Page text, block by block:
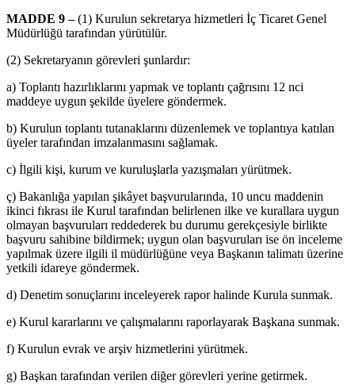
MADDE 9 –(1) Kurulun sekretarya hizmetleri İç Ticaret Genel
Müdürlüğü tarafından yürütülür.
(2) Sekretaryanın görevleri şunlardır:
a) Toplantı hazırlıklarını yapmak ve toplantı çağrısını 12 nci
maddeye uygun şekilde üyelere göndermek.
b) Kurulun toplantı tutanaklarını düzenlemek ve toplantıya katılan
üyeler tarafından imzalanmasını sağlamak.
c) İlgili kişi, kurum ve kuruluşlarla yazışmaları yürütmek.
ç) Bakanlığa yapılan şikâyet başvurularında, 10 uncu maddenin
ikinci fıkrası ile Kurul tarafından belirlenen ilke ve kurallara uygun
olmayan başvuruları reddederek bu durumu gerekçesiyle birlikte
başvuru sahibine bildirmek; uygun olan başvuruları ise ön inceleme
yapılmak üzere ilgili il müdürlüğüne veya Başkanın talimatı üzerine
yetkili idareye göndermek.
d) Denetim sonuçlarını inceleyerek rapor halinde Kurula sunmak.
e) Kurul kararlarını ve çalışmalarını raporlayarak Başkana sunmak.
f) Kurulun evrak ve arşiv hizmetlerini yürütmek.
g) Başkan tarafından verilen diğer görevleri yerine getirmek.